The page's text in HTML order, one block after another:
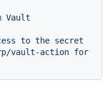
Vault
vault-action for